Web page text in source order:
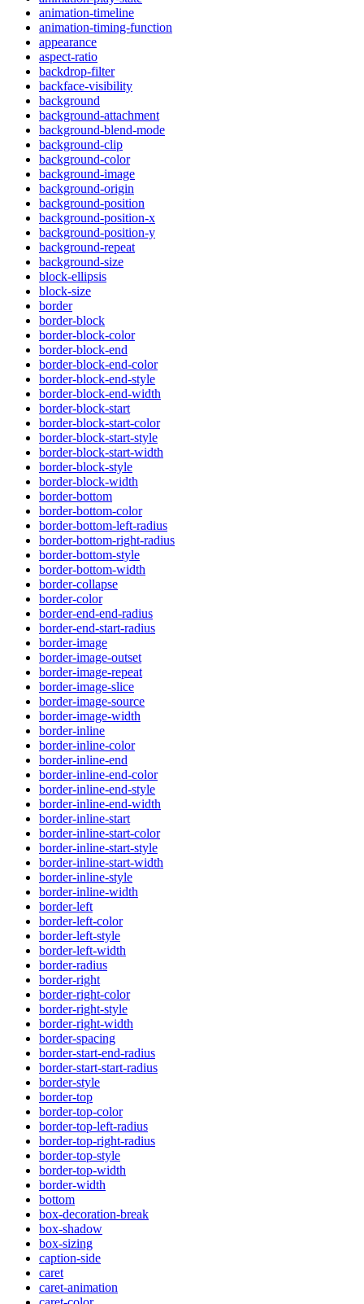
animation-timeline
animation-timing-function
appearance
aspect-ratio
backdrop-filter
backface-visibility
background
background-attachment
background-blend-mode
background-clip
background-color
background-image
background-origin
background-position
background-position-x
background-position-y
background-repeat
background-size
block-ellipsis
block-size
border
border-block
border-block-color
border-block-end
border-block-end-color
border-block-end-style
border-block-end-width
border-block-start
border-block-start-color
border-block-start-style
border-block-start-width
border-block-style
border-block-width
border-bottom
border-bottom-color
border-bottom-left-radius
border-bottom-right-radius
border-bottom-style
border-bottom-width
border-collapse
border-color
border-end-end-radius
border-end-start-radius
border-image
border-image-outset
border-image-repeat
border-image-slice
border-image-source
border-image-width
border-inline
border-inline-color
border-inline-end
border-inline-end-color
border-inline-end-style
border-inline-end-width
border-inline-start
border-inline-start-color
border-inline-start-style
border-inline-start-width
border-inline-style
border-inline-width
border-left
border-left-color
border-left-style
border-left-width
border-radius
border-right
border-right-color
border-right-style
border-right-width
border-spacing
border-start-end-radius
border-start-start-radius
border-style
border-top
border-top-color
border-top-left-radius
border-top-right-radius
border-top-style
border-top-width
border-width
bottom
box-decoration-break
box-shadow
box-sizing
caption-side
caret
caret-animation